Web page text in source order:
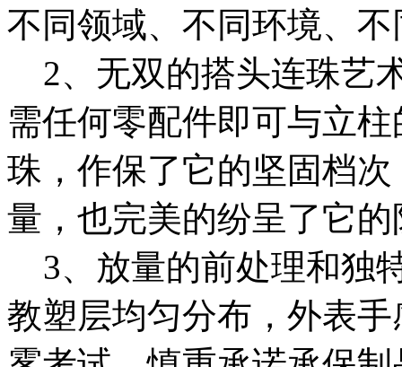
不同领域、不同环境、
2、无双的搭头连珠艺
需任何零配件即可与立
珠，作保了它的坚固档
量，也完美的纷呈了它
3、放量的前处理和独
教塑层均匀分布，外表